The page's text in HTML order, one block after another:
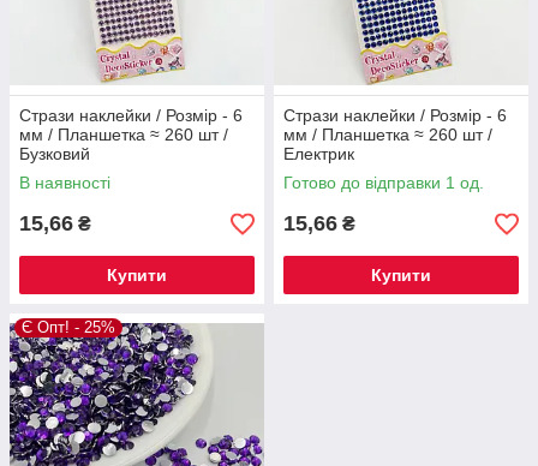
Стрази наклейки / Розмір - 6
мм / Планшетка ≈ 260 шт /
Бузковий
В наявності
15,66 ₴
Купити
Стрази наклейки / Розмір - 6
мм / Планшетка ≈ 260 шт /
Електрик
Готово до відправки 1 од.
15,66 ₴
Купити
Є Опт! - 25%